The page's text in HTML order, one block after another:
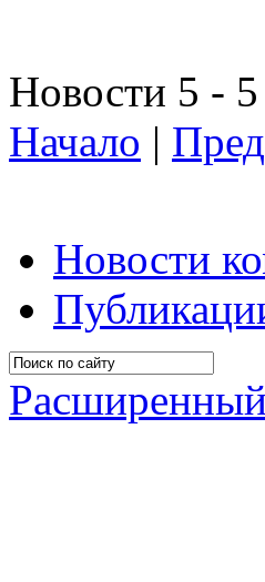
Новости 5 - 5
Начало |
Новости